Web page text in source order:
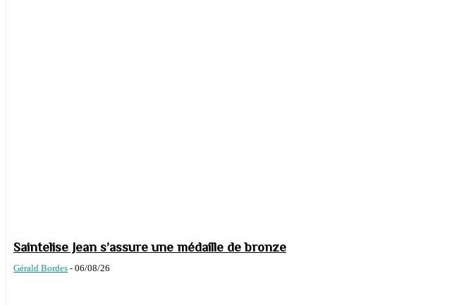
Saintelise Jean s’assure une médaille de bronze
Gérald Bordes - 06/08/26